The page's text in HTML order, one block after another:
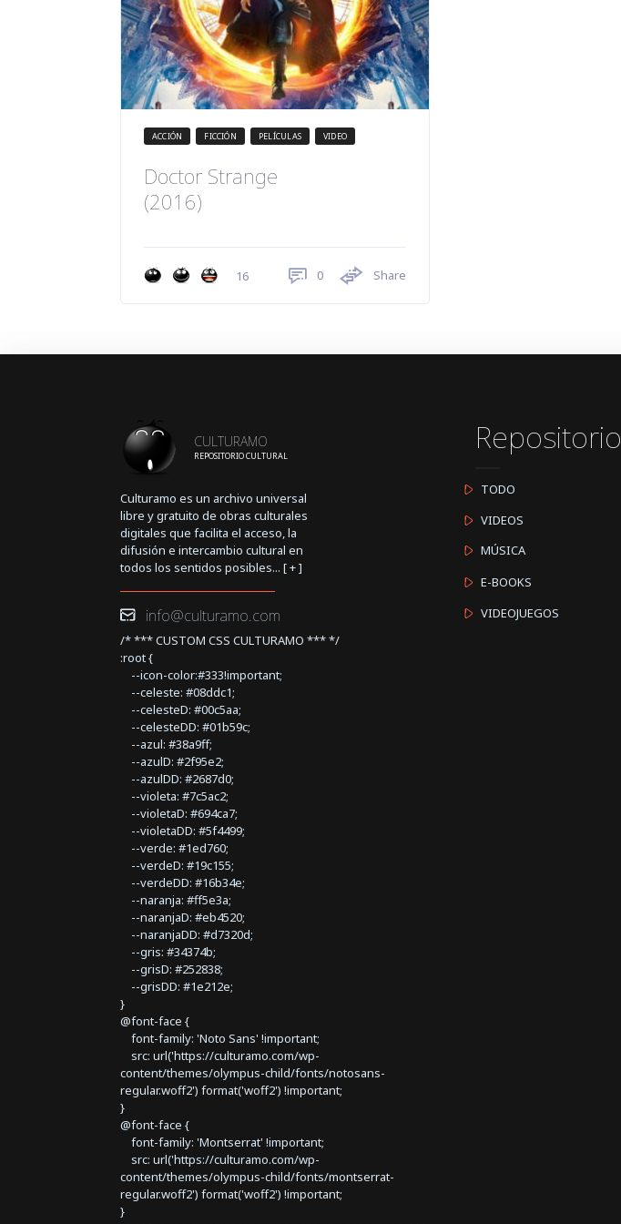
ACCIÓN FICCIÓN PELÍCULAS VIDEO
Doctor Strange
(2016)
16 0 Share
CULTURAMO
REPOSITORIO CULTURAL
Culturamo es un archivo universal
libre y gratuito de obras culturales
digitales que facilita el acceso, la
difusión e intercambio cultural en
todos los sentidos posibles... [+]
info@culturamo.com
/* *** CUSTOM CSS CULTURAMO *** */
:root {
--icon-color:#333!important;
--celeste: #08ddc1;
--celesteD: #00c5aa;
--celesteDD: #01b59c;
--azul: #38a9ff;
--azulD: #2f95e2;
--azulDD: #2687d0;
--violeta: #7c5ac2;
--violetaD: #694ca7;
--violetaDD: #5f4499;
--verde: #1ed760;
--verdeD: #19c155;
--verdeDD: #16b34e;
--naranja: #ff5e3a;
--naranjaD: #eb4520;
--naranjaDD: #d7320d;
--gris: #34374b;
--grisD: #252838;
--grisDD: #1e212e;
}
@font-face {
font-family: 'Noto Sans' !important;
src: url('https://culturamo.com/wp-
content/themes/olympus-child/fonts/notosans-
regular.woff2') format('woff2') !important;
}
@font-face {
font-family: 'Montserrat' !important;
src: url('https://culturamo.com/wp-
content/themes/olympus-child/fonts/montserrat-
regular.woff2') format('woff2') !important;
}
Repositorio
TODO
VIDEOS
MÚSICA
E-BOOKS
VIDEOJUEGOS